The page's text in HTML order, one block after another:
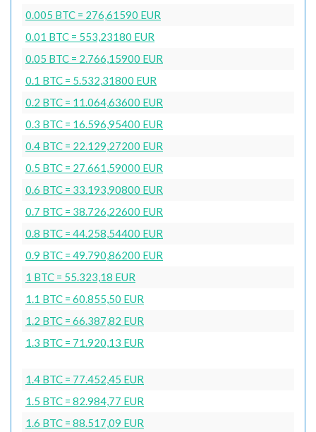
0.005 BTC = 276,61590 EUR
0.01 BTC = 553,23180 EUR
0.05 BTC = 2.766,15900 EUR
0.1 BTC = 5.532,31800 EUR
0.2 BTC = 11.064,63600 EUR
0.3 BTC = 16.596,95400 EUR
0.4 BTC = 22.129,27200 EUR
0.5 BTC = 27.661,59000 EUR
0.6 BTC = 33.193,90800 EUR
0.7 BTC = 38.726,22600 EUR
0.8 BTC = 44.258,54400 EUR
0.9 BTC = 49.790,86200 EUR
1 BTC = 55.323,18 EUR
1.1 BTC = 60.855,50 EUR
1.2 BTC = 66.387,82 EUR
1.3 BTC = 71.920,13 EUR
1.4 BTC = 77.452,45 EUR
1.5 BTC = 82.984,77 EUR
1.6 BTC = 88.517,09 EUR